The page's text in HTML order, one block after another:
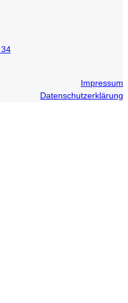
Impressum
Datenschutzerklärung